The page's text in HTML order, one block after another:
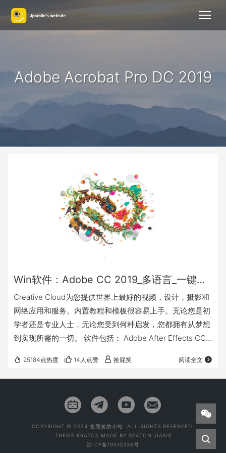
Adobe Acrobat Pro DC 2019
Win软件：Adobe CC 2019_多语言_一键安装破解版(12月8日更新)
Creative Cloud为您提供世界上最好的视频，设计，摄影和
网络应用和服务。内置教程和模板很容易上手。无论您是初
学者还是专业人士，无论您受到何种启发，您都拥有从梦想
到实现所需的一切。 软件包括： Adobe After Effects CC
Audition CC 2019 v12.0 Adobe Bridge CC 2019 v9.0.1
(X86/64) Adobe Character Animator CC 201…
25184点热度 14人点赞 捡屁笑 阅读全文
COPYRIGHT © 2024 捡屁笑的小站. ALL RIGHTS RESERVED.
THEME KRATOS MADE BY SEATON JIANG
浙ICP备19010336号